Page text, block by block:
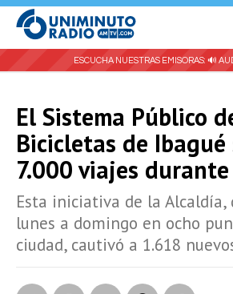
ESCUCHA NUESTRAS EMISORAS: 🔊
El Sistema Público
Bicicletas de
7.000 viajes
Esta iniciativa de la Alcaldía,
lunes a domingo en ocho
ciudad, cautivó a 1.618